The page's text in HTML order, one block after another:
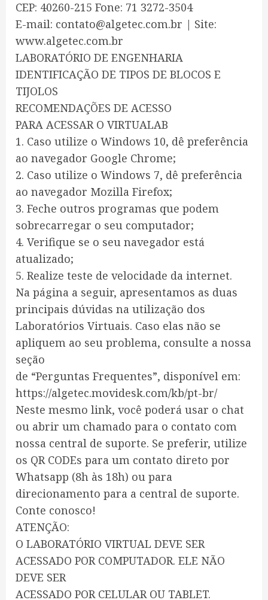
CEP: 40260-215 Fone: 71 3272-3504
E-mail: contato@algetec.com.br | Site:
www.algetec.com.br
LABORATÓRIO DE ENGENHARIA
IDENTIFICAÇÃO DE TIPOS DE BLOCOS E
TIJOLOS
RECOMENDAÇÕES DE ACESSO
PARA ACESSAR O VIRTUALAB
1. Caso utilize o Windows 10, dê preferência
ao navegador Google Chrome;
2. Caso utilize o Windows 7, dê preferência
ao navegador Mozilla Firefox;
3. Feche outros programas que podem
sobrecarregar o seu computador;
4. Verifique se o seu navegador está
atualizado;
5. Realize teste de velocidade da internet.
Na página a seguir, apresentamos as duas
principais dúvidas na utilização dos
Laboratórios Virtuais. Caso elas não se
apliquem ao seu problema, consulte a nossa
seção
de “Perguntas Frequentes”, disponível em:
https://algetec.movidesk.com/kb/pt-br/
Neste mesmo link, você poderá usar o chat
ou abrir um chamado para o contato com
nossa central de suporte. Se preferir, utilize
os QR CODEs para um contato direto por
Whatsapp (8h às 18h) ou para
direcionamento para a central de suporte.
Conte conosco!
ATENÇÃO:
O LABORATÓRIO VIRTUAL DEVE SER
ACESSADO POR COMPUTADOR. ELE NÃO
DEVE SER
ACESSADO POR CELULAR OU TABLET.